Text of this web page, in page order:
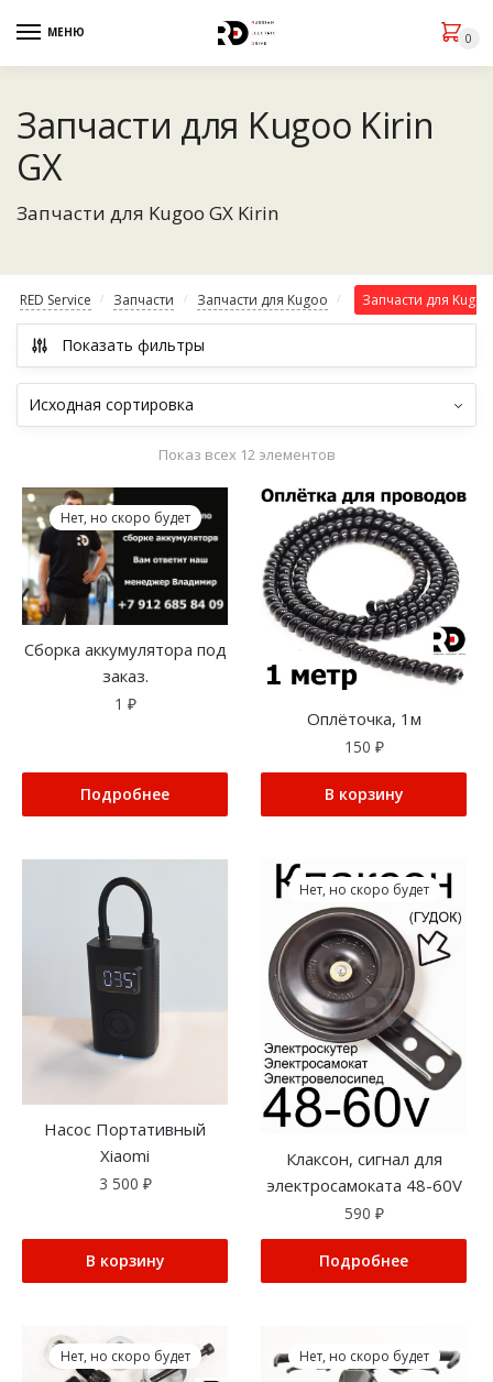
МЕНЮ 0
Запчасти для Kugoo Kirin
GX
Запчасти для Kugoo GX Kirin
RED Service / Запчасти / Запчасти для Kugoo / Запчасти для
Показать фильтры
Показ всех 12 элементов
Нет, но скоро будет
Сборка аккумулятора под
заказ.
1 ₽
Подробнее
Оплёточка, 1м
150 ₽
В корзину
Насос Портативный
Xiaomi
3 500 ₽
В корзину
Нет, но скоро будет
Клаксон, сигнал для
электросамоката 48-60V
590 ₽
Подробнее
Нет, но скоро будет Нет, но скоро будет